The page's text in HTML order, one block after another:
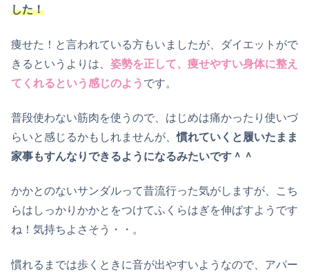
した！
痩せた！と言われている方もいましたが、ダイエットがで
きるというよりは、 姿勢を正して、痩せやすい身体に整え
てくれるという感じのよう です。
普段使わない筋肉を使うので、はじめは痛かったり使いづ
らいと感じるかもしれませんが、慣れていくと履いたまま
家事もすんなりできるようになるみたいです＾＾
かかとのないサンダルって昔流行った気がしますが、こち
らはしっかりかかとをつけてふくらはぎを伸ばすようです
ね！気持ちよさそう・・。
慣れるまでは歩くときに音が出やすいようなので、アパー